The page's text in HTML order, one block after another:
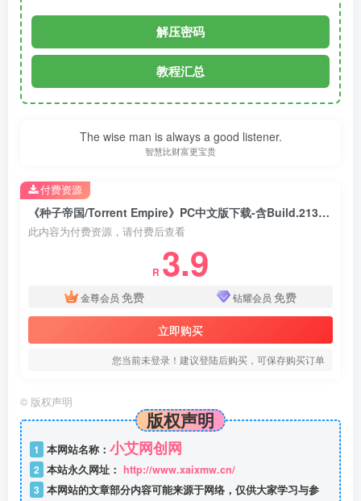
解压密码
教程汇总
The wise man is always a good listener.
智慧比财富更宝贵
《种子帝国/Torrent Empire》PC中文版下载-含Build.21310806
此内容为付费资源，请付费后查看
R 3.9
金尊会员 免费 钻耀会员 免费
立即购买
您当前未登录！建议登陆后购买，可保存购买订单
付费资源
© 版权声明
版权声明
1 本网站名称： 小艾网创网
2 本站永久网址： http://www.xaixmw.cn/
3 本网站的文章部分内容可能来源于网络，仅供大家学习与参